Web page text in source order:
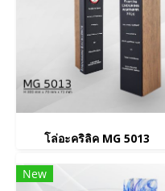
โล่อะคริลิค MG 5013
New